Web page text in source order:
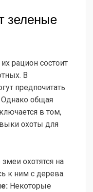
зеленые
рацион состоит
В
предпочитать
общая
в том,
охоты для
охотятся на
к ним с дерева.
Некоторые